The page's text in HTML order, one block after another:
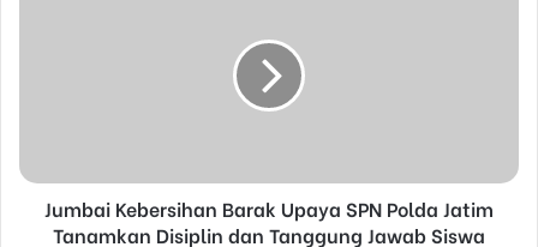
Jumbai Kebersihan Barak Upaya SPN Polda Jatim
Tanamkan Disiplin dan Tanggung Jawab Siswa